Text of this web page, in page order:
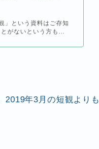
」という資料はご存知
がないという方も...
2019年3月の短観よりも